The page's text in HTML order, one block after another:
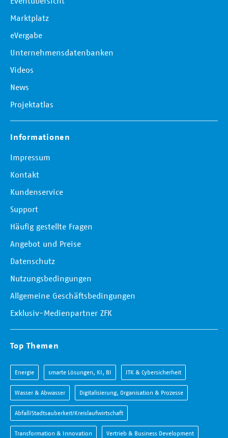
Marktplatz
eVergabe
Unternehmensdatenbanken
Videos
News
Projektatlas
Informationen
Impressum
Kontakt
Kundenservice
Support
Häufig gestellte Fragen
Angebot und Preise
Datenschutz
Nutzungsbedingungen
Allgemeine Geschäftsbedingungen
Exklusiv-Medienpartner ZFK
Top Themen
Energie smarte Lösungen, KI, BI ITK & Cybersicherheit
Wasser & Abwasser Digitalisierung, Organisation & Prozesse
Abfall/Stadtsauberkeit/Kreislaufwirtschaft
Transformation & Innovation Vertrieb & Business Development